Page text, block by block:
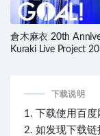
倉木麻衣 20th
Kuraki Live Project
下载说明
1. 下载使用百
2. 如发现下载